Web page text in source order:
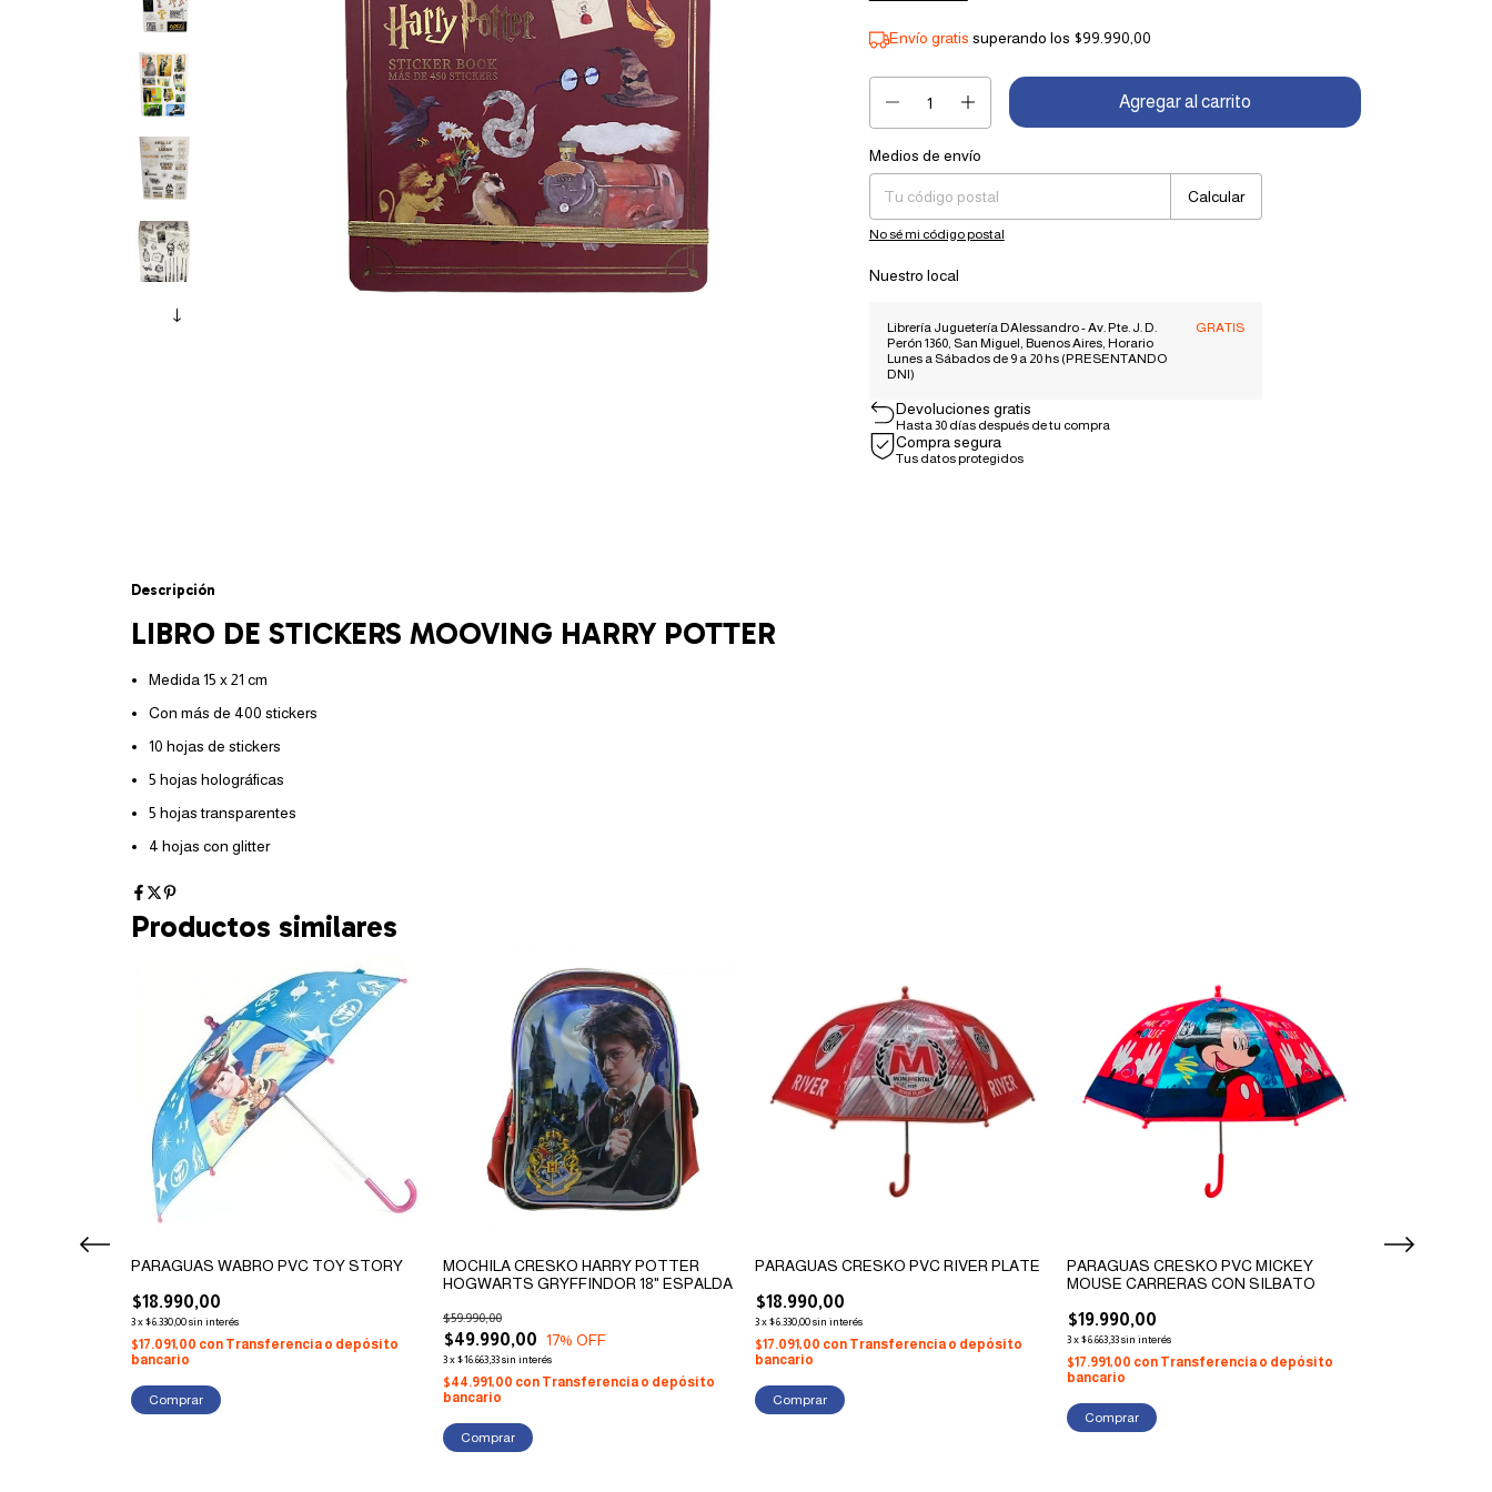
Envío gratis superando los $99.990,00
Entregas para el CP:
Medios de envío
Calcular
No sé mi código postal
Nuestro local
Librería Juguetería DAlessandro - Av. Pte. J. D.
Perón 1360, San Miguel, Buenos Aires, Horario
Lunes a Sábados de 9 a 20 hs (PRESENTANDO
DNI)
GRATIS
Devoluciones gratis
Hasta 30 días después de tu compra
Compra segura
Tus datos protegidos
Descripción
LIBRO DE STICKERS MOOVING HARRY POTTER
Medida 15 x 21 cm
Con más de 400 stickers
10 hojas de stickers
5 hojas holográficas
5 hojas transparentes
4 hojas con glitter
Productos similares
PARAGUAS WABRO PVC TOY STORY
$18.990,00
3x$6.330,00sin interés
$17.091,00 con Transferencia o depósito
bancario
MOCHILA CRESKO HARRY POTTER
HOGWARTS GRYFFINDOR 18" ESPALDA
$49.990,00
$59.990,00
17% OFF
3x$16.663,33sin interés
$44.991,00 con Transferencia o depósito
bancario
PARAGUAS CRESKO PVC RIVER PLATE
$18.990,00
3x$6.330,00sin interés
$17.091,00 con Transferencia o depósito
bancario
PARAGUAS CRESKO PVC MICKEY
MOUSE CARRERAS CON SILBATO
$19.990,00
3x$6.663,33sin interés
$17.991,00 con Transferencia o depósito
bancario